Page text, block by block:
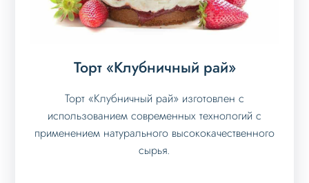
Торт «Клубничный рай»
Торт «Клубничный рай» изготовлен с
использованием современных технологий с
применением натурального высококачественного
сырья.